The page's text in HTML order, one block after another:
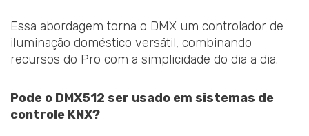
Essa abordagem torna o DMX um controlador de
iluminação doméstico versátil, combinando
recursos do Pro com a simplicidade do dia a dia.
Pode o DMX512 ser usado em sistemas de
controle KNX?